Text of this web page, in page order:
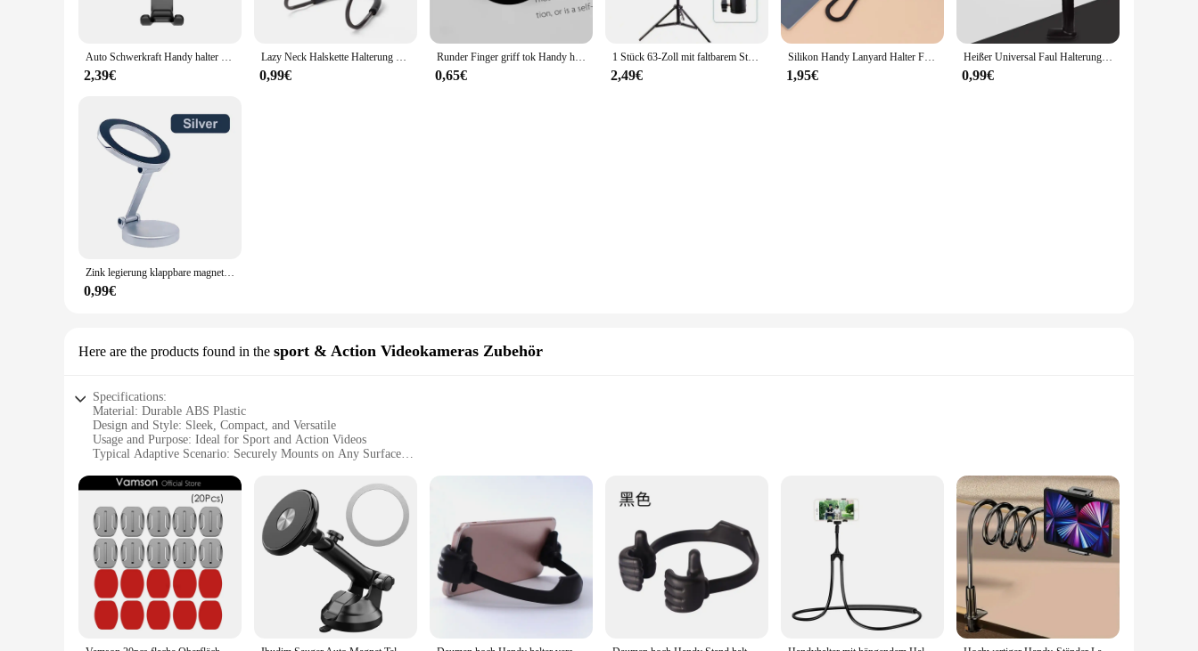
Auto Schwerkraft Handy halter Entlüftung sclip Halter einstellbar Universal Auto Smartphone GPS Unterstützung iPhone Xiaomi Samsung Huawei
2,39€
Lazy Neck Halskette Halterung Bett Telefone Halter stehen 360-Grad-Tablets Clip halter Universal flexible Handy halter hängen
0,99€
Runder Finger griff tok Handy halter faltbar expandieren der Telefonst änder mobiles Zubehör für iPhone Huawei Xiaomi Finger halterung
0,65€
1 Stück 63-Zoll mit faltbarem Stativ und Telefonhalterclip 160,02 cm Multifunktionsstativ, Stativ für Telefon und Kamera
2,49€
Silikon Handy Lanyard Halter Fall Abdeckung Schlüssel Seil Hals riemen für iPhone 15 14 13 Huawei Xiaomi Redmi Samsung
1,95€
Heißer Universal Faul Halterung Handy Halter Schwanenhals Stehen Flexible Bett Schreibtisch Tisch Clip Halterung für Handy Smartphone Halter
0,99€
Zink legierung klappbare magnetische Auto kompakte Handy halter für magsafe 360 ° einstellbare magnetische Auto halterung für iPhone 14 13 12 Pro
0,99€
Here are the products found in the sport & Action Videokameras Zubehör
Specifications:
Material: Durable ABS Plastic
Design and Style: Sleek, Compact, and Versatile
Usage and Purpose: Ideal for Sport and Action Videos
Typical Adaptive Scenario: Securely Mounts on Any Surface
Performance and Property: Stable and Reliable Support for Your Device
Features:
**Versatile Mounting Solution**
The phoneholder any surface is an indispensable accessory for capturing dynamic footage on the go. Whether you're a professional videographer or an enthusiast, this versatile mounting solution is
designed to securely hold your smartphone or action camera on any surface, ensuring your shots are steady and clear. Its sleek design blends seamlessly with your gear, making it a stylish addition to
your kit.
**Robust and Dependable**
Crafted from high-quality ABS plastic, this phoneholder is built to withstand the rigors of outdoor adventures. Its robust construction ensures that your device remains securely in place, even during
the most intense sports and action activities. The lightweight design makes it easy to carry, while the reliable performance provides peace of mind that your device is safe and stable.